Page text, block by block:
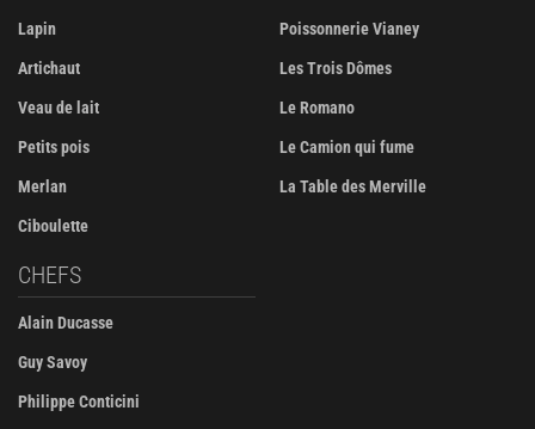
Lapin
Artichaut
Veau de lait
Petits pois
Merlan
Ciboulette
Poissonnerie Vianey
Les Trois Dômes
Le Romano
Le Camion qui fume
La Table des Merville
CHEFS
Alain Ducasse
Guy Savoy
Philippe Conticini